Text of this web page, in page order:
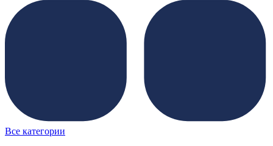
Все категории